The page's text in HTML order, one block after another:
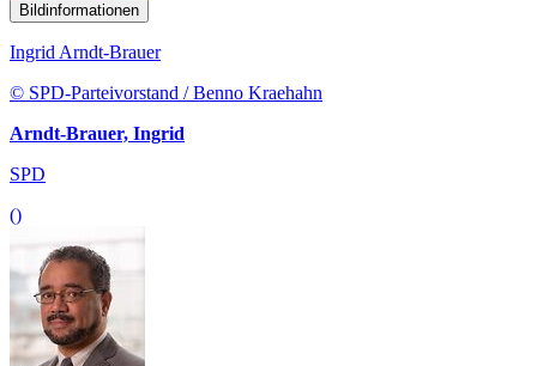
Bildinformationen
Ingrid Arndt-Brauer
© SPD-Parteivorstand / Benno Kraehahn
Arndt-Brauer, Ingrid
SPD
()